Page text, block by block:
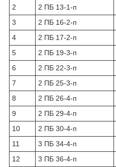
2
2 ПБ 13-1-п
3
2 ПБ 16-2-п
4
2 ПБ 17-2-п
5
2 ПБ 19-3-п
6
2 ПБ 22-3-п
7
2 ПБ 25-3-п
8
2 ПБ 26-4-п
9
2 ПБ 29-4-п
10
2 ПБ 30-4-п
11
3 ПБ 34-4-п
12
3 ПБ 36-4-п